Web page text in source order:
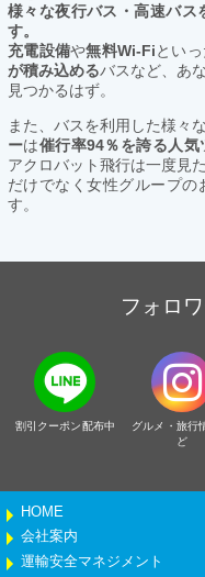
様々な夜行バス・高速バス
す。
充電設備や無料Wi-Fiとい
が積み込めるバスなど、あ
見つかるはず。
また、バスを利用した様々
ーは催行率94％を誇る人
アクロバット飛行は一度見
だけでなく女性グループの
す。
フォロ
割引クーポン配布中
グルメ・旅行
ど
HOME
会社案内
運輸安全マネジメント